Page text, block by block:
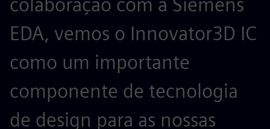
EDA, vemos o Innovator3D IC
como um importante
componente de tecnologia
de design para as nossas